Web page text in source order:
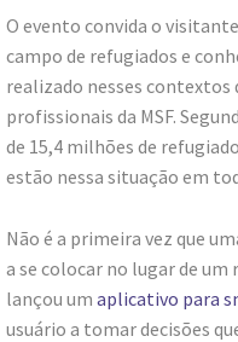
O evento convida o
campo de refugiados e
realizado nesses
profissionais da MSF.
de 15,4 milhões de
estão nessa situação em
Não é a primeira vez que
a se colocar no lugar de um
lançou um aplicativo para
usuário a tomar decisões